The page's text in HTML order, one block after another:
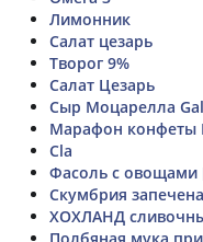
Лимонник
Салат цезарь
Творог 9%
Салат Цезарь
Сыр Моцарелла
Марафон конфеты
Cla
Фасоль с овощами
Скумбрия
ХОХЛАНД